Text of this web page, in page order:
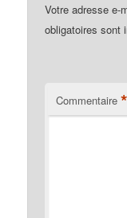
Votre adresse e-
obligatoires sont
Commentaire *